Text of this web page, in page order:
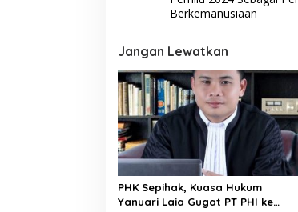
v
i
g
a
s
i
p
o
s
Berkemanusiaan
Jangan Lewatkan
PHK Sepihak, Kuasa Hukum
Yanuari Laia Gugat PT PHI ke